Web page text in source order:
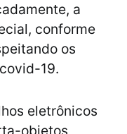
a
conforme
os
19.
eletrônicos